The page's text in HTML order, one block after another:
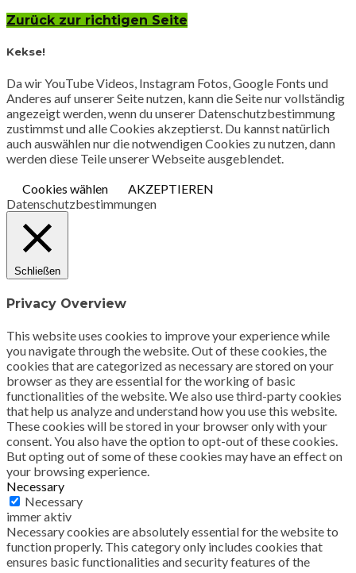
Zurück zur richtigen Seite
Kekse!
Da wir YouTube Videos, Instagram Fotos, Google Fonts und
Anderes auf unserer Seite nutzen, kann die Seite nur vollständig
angezeigt werden, wenn du unserer Datenschutzbestimmung
zustimmst und alle Cookies akzeptierst. Du kannst natürlich
auch auswählen nur die notwendigen Cookies zu nutzen, dann
werden diese Teile unserer Webseite ausgeblendet.
Cookies wählen
AKZEPTIEREN
Datenschutzbestimmungen
Schließen
Privacy Overview
This website uses cookies to improve your experience while
you navigate through the website. Out of these cookies, the
cookies that are categorized as necessary are stored on your
browser as they are essential for the working of basic
functionalities of the website. We also use third-party cookies
that help us analyze and understand how you use this website.
These cookies will be stored in your browser only with your
consent. You also have the option to opt-out of these cookies.
But opting out of some of these cookies may have an effect on
your browsing experience.
Necessary
Necessary
immer aktiv
Necessary cookies are absolutely essential for the website to
function properly. This category only includes cookies that
ensures basic functionalities and security features of the